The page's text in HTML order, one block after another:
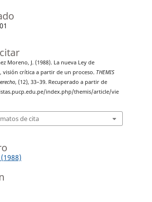
Moreno, J. (1988). La nueva Ley de
visión crítica a partir de un proceso. THEMIS
, (12), 33–39. Recuperado a partir de
index.php/themis/article/vie
de cita